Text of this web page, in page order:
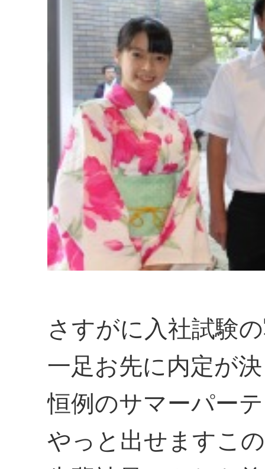
さすがに入社試験
一足お先に内定が
恒例のサマーパー
やっと出せますこ